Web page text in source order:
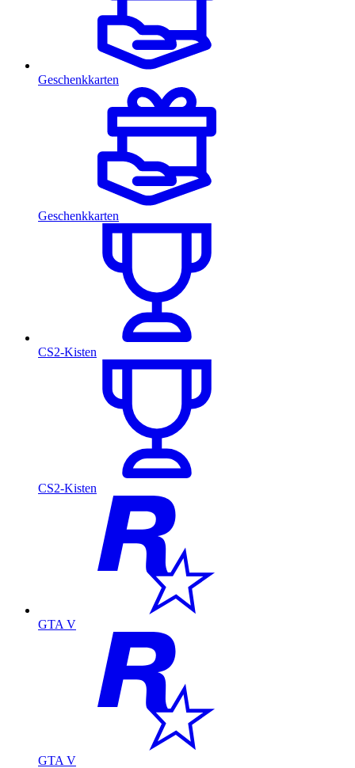
Geschenkkarten
Geschenkkarten
CS2-Kisten
CS2-Kisten
GTA V
GTA V